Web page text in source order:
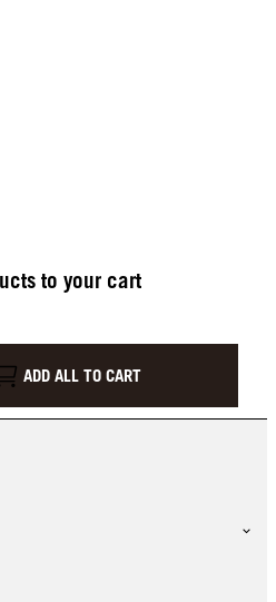
to your cart
ADD ALL TO CART